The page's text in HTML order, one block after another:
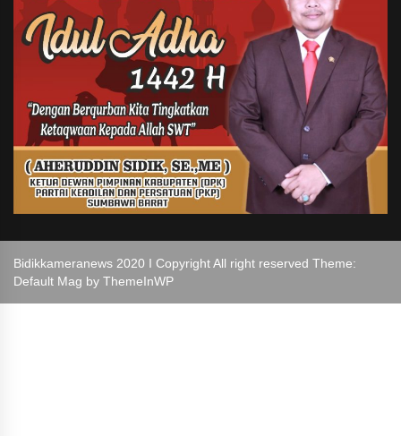
Bidikkameranews 2020 I Copyright All right reserved Theme:
Default Mag by ThemeInWP